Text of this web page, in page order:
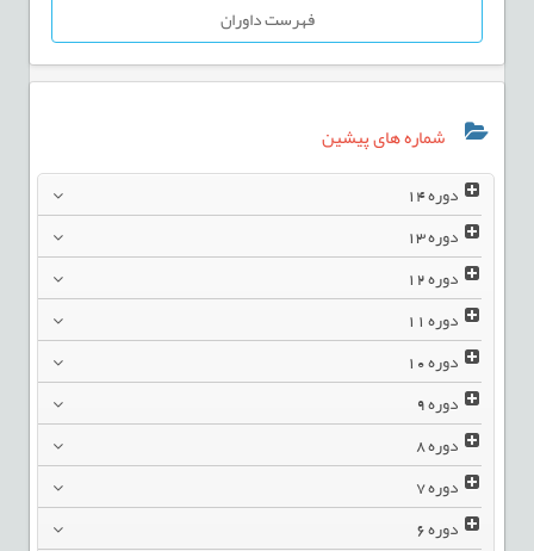
فهرست داوران
شماره های پیشین
دوره14
دوره13
دوره12
دوره11
دوره10
دوره9
دوره8
دوره7
دوره6